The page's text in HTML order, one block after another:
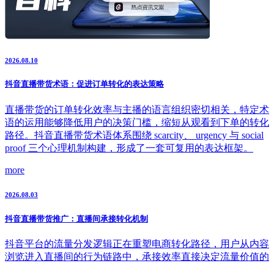
2026.08.10
抖音直播带货术语：促进订单转化的表达策略
直播带货的订单转化效率与主播的语言组织密切相关，特定术
语的运用能够降低用户的决策门槛，缩短从观看到下单的转化
路径。抖音直播带货术语体系围绕 scarcity、 urgency 与 social
proof 三个心理机制构建，形成了一套可复用的表达框架。
more
2026.08.03
抖音直播带货推广：直播间承接转化机制
抖音平台的流量分发逻辑正在重塑电商转化路径，用户从内容
浏览进入直播间的行为链路中，承接效率直接决定流量价值的